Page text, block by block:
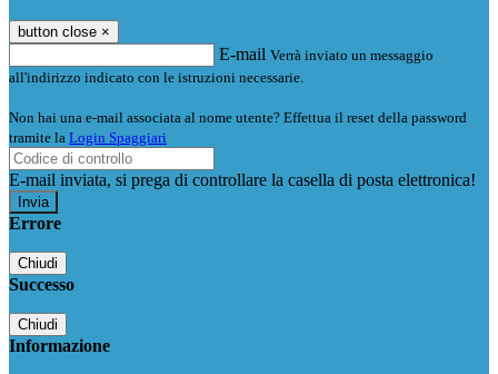
button close ×
E-mail Verrà inviato un messaggio
all'indirizzo indicato con le istruzioni necessarie.
Non hai una e-mail associata al nome utente? Effettua il reset della password
tramite la Login Spaggiari
E-mail inviata, si prega di controllare la casella di posta elettronica!
Errore
Chiudi
Successo
Chiudi
Informazione